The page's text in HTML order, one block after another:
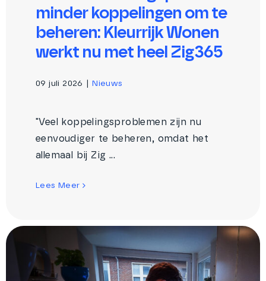
minder koppelingen om te
beheren: Kleurrijk Wonen
werkt nu met heel Zig365
09 juli 2026 Nieuws
"Veel koppelingsproblemen zijn nu
eenvoudiger te beheren, omdat het
allemaal bij Zig ...
Lees Meer